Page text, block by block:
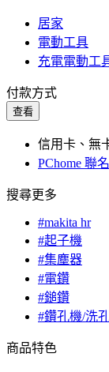
居家
電動工具
充電電動工
付款方式
查看
信用卡、無
PChome 聯
搜尋更多
#makita hr
#起子機
#集塵器
#電鑽
#鎚鑽
#鑽孔機/洗
商品特色